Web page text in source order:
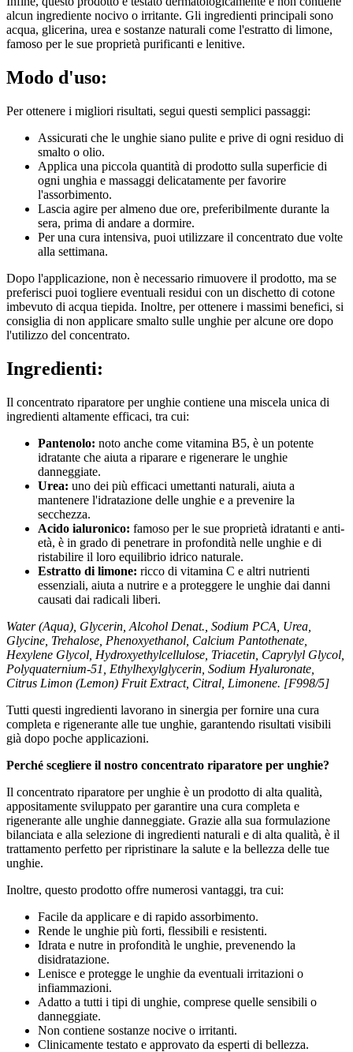
alcun ingrediente nocivo o irritante. Gli ingredienti principali sono
acqua, glicerina, urea e sostanze naturali come l'estratto di limone,
famoso per le sue proprietà purificanti e lenitive.
Modo d'uso:
Per ottenere i migliori risultati, segui questi semplici passaggi:
Assicurati che le unghie siano pulite e prive di ogni residuo di
smalto o olio.
Applica una piccola quantità di prodotto sulla superficie di
ogni unghia e massaggi delicatamente per favorire
l'assorbimento.
Lascia agire per almeno due ore, preferibilmente durante la
sera, prima di andare a dormire.
Per una cura intensiva, puoi utilizzare il concentrato due volte
alla settimana.
Dopo l'applicazione, non è necessario rimuovere il prodotto, ma se
preferisci puoi togliere eventuali residui con un dischetto di cotone
imbevuto di acqua tiepida. Inoltre, per ottenere i massimi benefici, si
consiglia di non applicare smalto sulle unghie per alcune ore dopo
l'utilizzo del concentrato.
Ingredienti:
Il concentrato riparatore per unghie contiene una miscela unica di
ingredienti altamente efficaci, tra cui:
Pantenolo: noto anche come vitamina B5, è un potente
idratante che aiuta a riparare e rigenerare le unghie
danneggiate.
Urea: uno dei più efficaci umettanti naturali, aiuta a
mantenere l'idratazione delle unghie e a prevenire la
secchezza.
Acido ialuronico: famoso per le sue proprietà idratanti e anti-
età, è in grado di penetrare in profondità nelle unghie e di
ristabilire il loro equilibrio idrico naturale.
Estratto di limone: ricco di vitamina C e altri nutrienti
essenziali, aiuta a nutrire e a proteggere le unghie dai danni
causati dai radicali liberi.
Water (Aqua), Glycerin, Alcohol Denat., Sodium PCA, Urea,
Glycine, Trehalose, Phenoxyethanol, Calcium Pantothenate,
Hexylene Glycol, Hydroxyethylcellulose, Triacetin, Caprylyl Glycol,
Polyquaternium-51, Ethylhexylglycerin, Sodium Hyaluronate,
Citrus Limon (Lemon) Fruit Extract, Citral, Limonene. [F998/5]
Tutti questi ingredienti lavorano in sinergia per fornire una cura
completa e rigenerante alle tue unghie, garantendo risultati visibili
già dopo poche applicazioni.
Perché scegliere il nostro concentrato riparatore per unghie?
Il concentrato riparatore per unghie è un prodotto di alta qualità,
appositamente sviluppato per garantire una cura completa e
rigenerante alle unghie danneggiate. Grazie alla sua formulazione
bilanciata e alla selezione di ingredienti naturali e di alta qualità, è il
trattamento perfetto per ripristinare la salute e la bellezza delle tue
unghie.
Inoltre, questo prodotto offre numerosi vantaggi, tra cui:
Facile da applicare e di rapido assorbimento.
Rende le unghie più forti, flessibili e resistenti.
Idrata e nutre in profondità le unghie, prevenendo la
disidratazione.
Lenisce e protegge le unghie da eventuali irritazioni o
infiammazioni.
Adatto a tutti i tipi di unghie, comprese quelle sensibili o
danneggiate.
Non contiene sostanze nocive o irritanti.
Clinicamente testato e approvato da esperti di bellezza.